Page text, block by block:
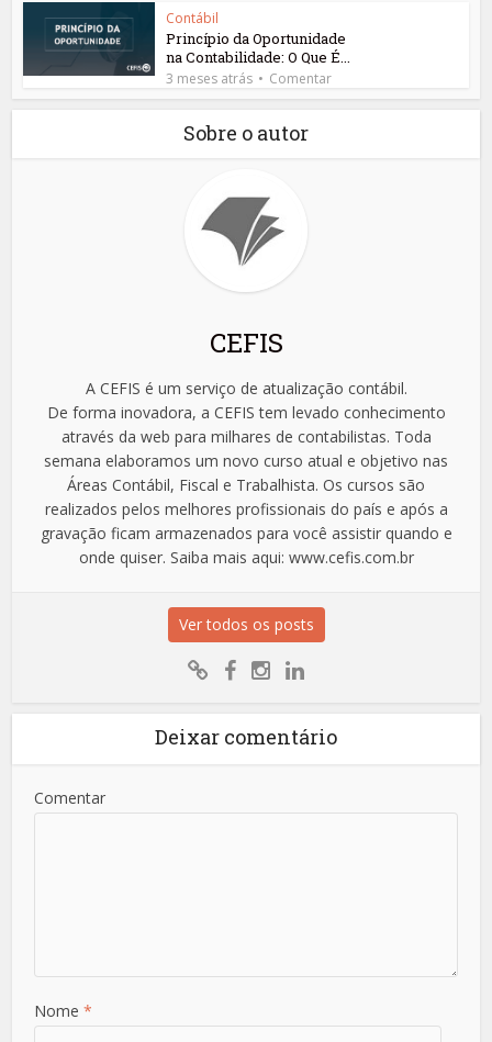
Contábil
Princípio da Oportunidade
na Contabilidade: O Que É...
3 meses atrás Comentar
Sobre o autor
CEFIS
A CEFIS é um serviço de atualização contábil.
De forma inovadora, a CEFIS tem levado conhecimento
através da web para milhares de contabilistas. Toda
semana elaboramos um novo curso atual e objetivo nas
Áreas Contábil, Fiscal e Trabalhista. Os cursos são
realizados pelos melhores profissionais do país e após a
gravação ficam armazenados para você assistir quando e
onde quiser. Saiba mais aqui: www.cefis.com.br
Ver todos os posts
Deixar comentário
Comentar
Nome *